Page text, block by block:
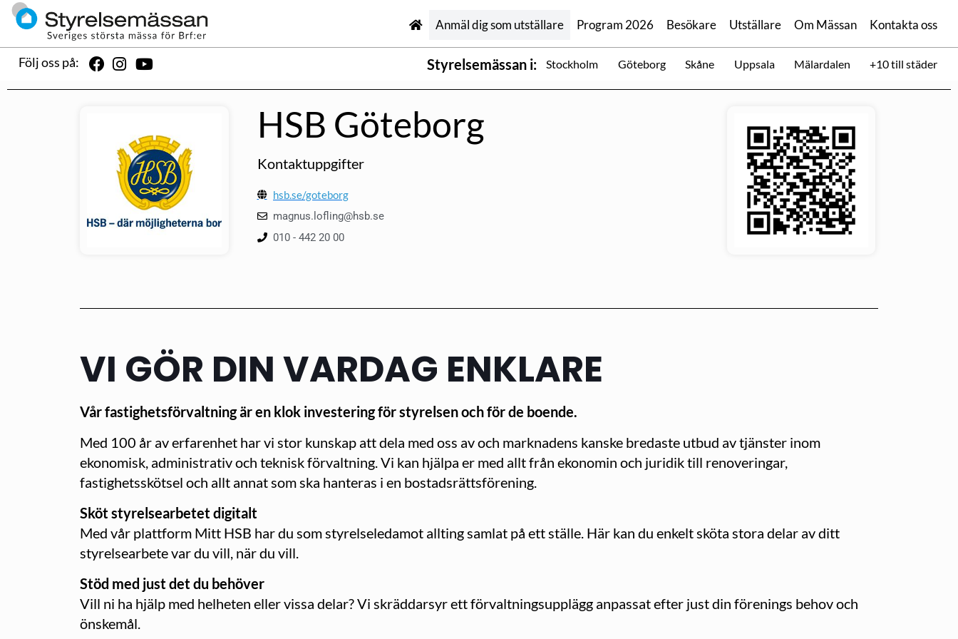
Anmäl dig som utställare Program 2026 Besökare Utställare Om Mässan Kontakta oss
Följ oss på: Styrelsemässan i: Stockholm Göteborg Skåne Uppsala Mälardalen +10 till städer
HSB Göteborg
Kontaktuppgifter
hsb.se/goteborg
magnus.lofling@hsb.se
010 - 442 20 00
VI GÖR DIN VARDAG ENKLARE
Vår fastighetsförvaltning är en klok investering för styrelsen och för de boende.
Med 100 år av erfarenhet har vi stor kunskap att dela med oss av och marknadens kanske bredaste utbud av tjänster inom
ekonomisk, administrativ och teknisk förvaltning. Vi kan hjälpa er med allt från ekonomin och juridik till renoveringar,
fastighetsskötsel och allt annat som ska hanteras i en bostadsrättsförening.
Sköt styrelsearbetet digitalt
Med vår plattform Mitt HSB har du som styrelseledamot allting samlat på ett ställe. Här kan du enkelt sköta stora delar av ditt
styrelsearbete var du vill, när du vill.
Stöd med just det du behöver
Vill ni ha hjälp med helheten eller vissa delar? Vi skräddarsyr ett förvaltningsupplägg anpassat efter just din förenings behov och
önskemål.